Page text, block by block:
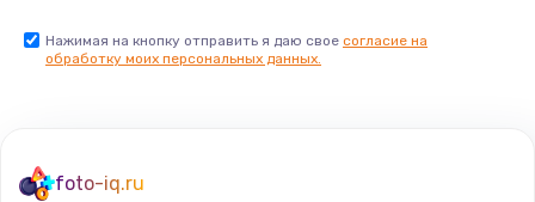
Нажимая на кнопку отправить я даю свое согласие на
обработку моих персональных данных.
foto-iq.ru